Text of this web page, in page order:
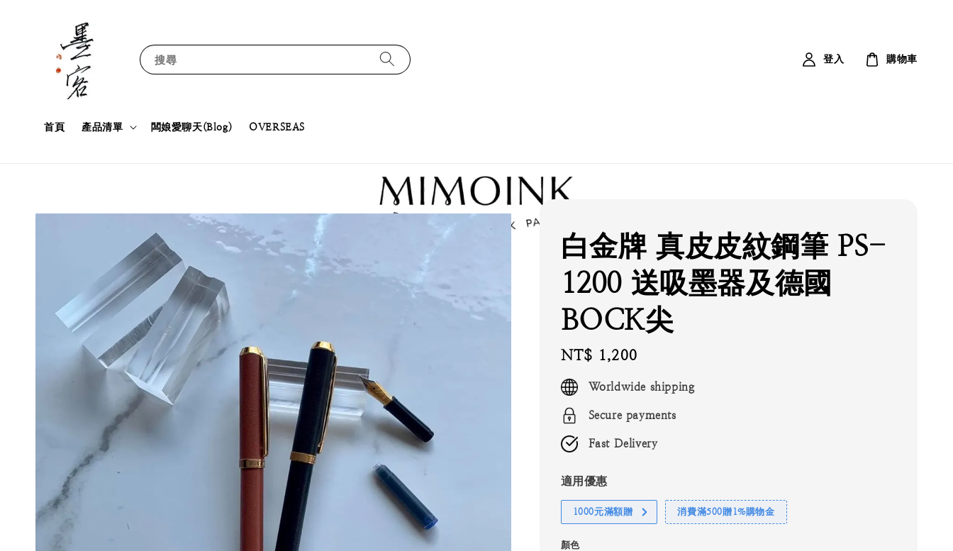
搜尋
首頁 產品清單 闆娘愛聊天(Blog) OVERSEAS
登入 購物車
白金牌 真皮皮紋鋼筆 PS-
1200 送吸墨器及德國
BOCK尖
Regular
price
NT$ 1,200
Worldwide shipping
Secure payments
Fast Delivery
適用優惠
1000元滿額贈 消費滿500贈1%購物金
顏色